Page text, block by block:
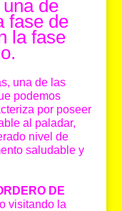
de
fase de
la fase
una de las
podemos
por poseer
al paladar,
nivel de
saludable y
DE
visitando la